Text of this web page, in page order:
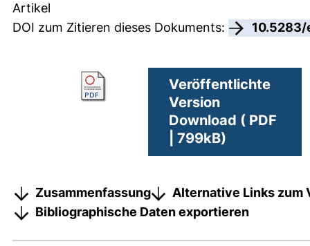
Artikel
DOI zum Zitieren dieses Dokuments:
Veröffentlichte
Version
Download ( PDF
| 799kB)
Zusammenfassung
Alternative Links zum
Bibliographische Daten exportieren